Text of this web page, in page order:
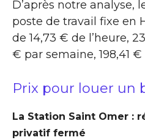
D’après notre analyse,
poste de travail fixe en
de 14,73 € de l’heure,
€ par semaine, 198,41
Prix pour louer un
La Station Saint Omer :
privatif fermé